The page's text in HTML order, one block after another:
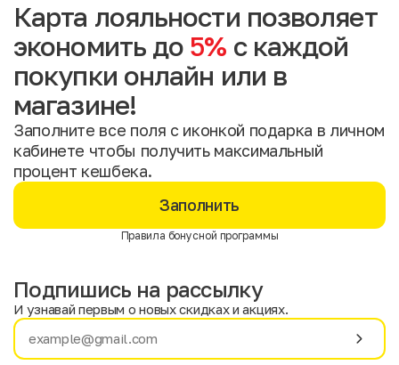
Карта лояльности позволяет
экономить до 5% с каждой
покупки онлайн или в
магазине!
Заполните все поля с иконкой подарка в личном
кабинете чтобы получить максимальный
процент кешбека.
Заполнить
Правила бонусной программы
Имя
Подпишись на рассылку
И узнавай первым о новых скидках и акциях.